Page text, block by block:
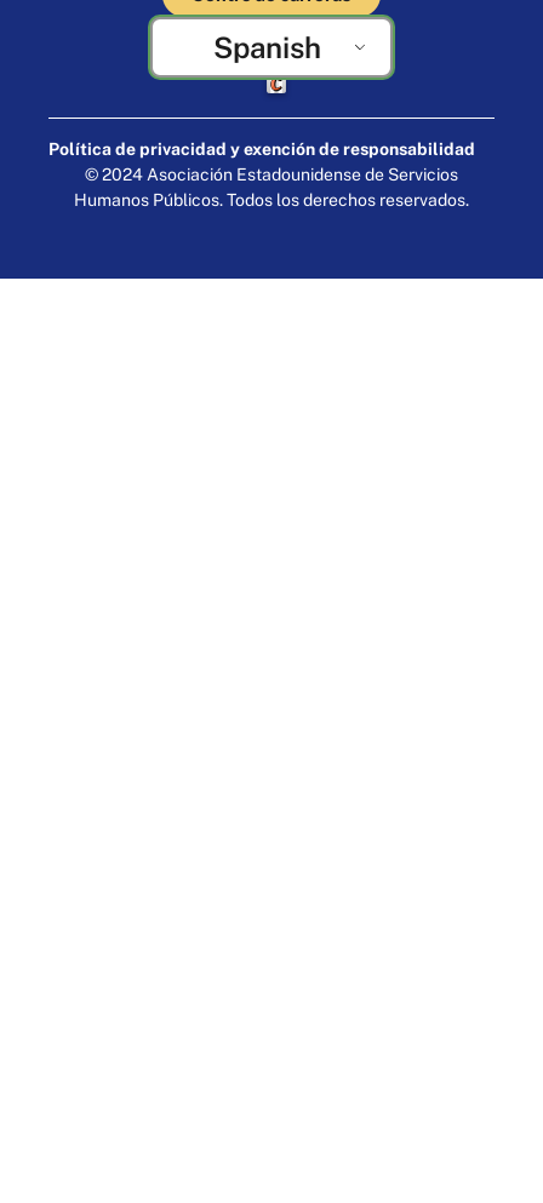
Spanish
Elaborado por Cornershop Creative
Política de privacidad y exención de responsabilidad
© 2024 Asociación Estadounidense de Servicios
Humanos Públicos. Todos los derechos reservados.